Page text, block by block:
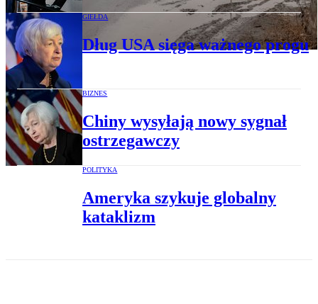
GIEŁDA
Dług USA sięga ważnego progu
BIZNES
Chiny wysyłają nowy sygnał
ostrzegawczy
POLITYKA
Ameryka szykuje globalny
kataklizm